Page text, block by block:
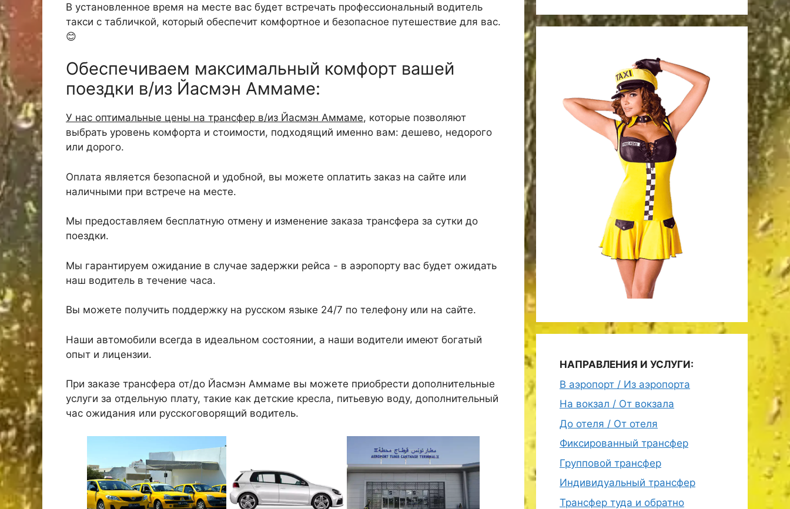
В установленное время на месте вас будет встречать профессиональный водитель
такси с табличкой, который обеспечит комфортное и безопасное путешествие для вас.
😊
Обеспечиваем максимальный комфорт вашей
поездки в/из Йасмэн Аммаме:
У нас оптимальные цены на трансфер в/из Йасмэн Аммаме, которые позволяют
выбрать уровень комфорта и стоимости, подходящий именно вам: дешево, недорого
или дорого.
Оплата является безопасной и удобной, вы можете оплатить заказ на сайте или
наличными при встрече на месте.
Мы предоставляем бесплатную отмену и изменение заказа трансфера за сутки до
поездки.
Мы гарантируем ожидание в случае задержки рейса - в аэропорту вас будет ожидать
наш водитель в течение часа.
Вы можете получить поддержку на русском языке 24/7 по телефону или на сайте.
Наши автомобили всегда в идеальном состоянии, а наши водители имеют богатый
опыт и лицензии.
При заказе трансфера от/до Йасмэн Аммаме вы можете приобрести дополнительные
услуги за отдельную плату, такие как детские кресла, питьевую воду, дополнительный
час ожидания или русскоговорящий водитель.
НАПРАВЛЕНИЯ И УСЛУГИ:
В аэропорт / Из аэропорта
На вокзал / От вокзала
До отеля / От отеля
Фиксированный трансфер
Групповой трансфер
Индивидуальный трансфер
Трансфер туда и обратно